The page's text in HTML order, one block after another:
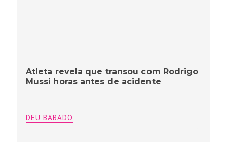
Atleta revela que transou com Rodrigo
Mussi horas antes de acidente
DEU BABADO